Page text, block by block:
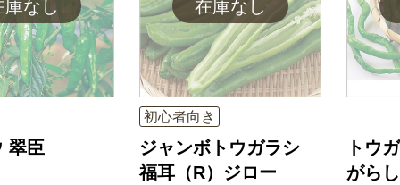
翠臣
初心者向き
ジャンボトウガラシ
福耳（R）ジロー
トウ
がらし